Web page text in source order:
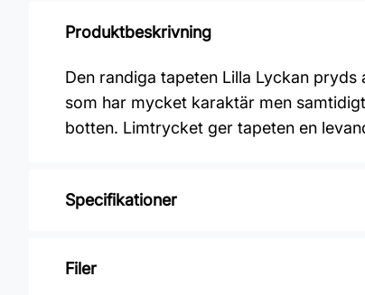
Produktbeskrivning
Den randiga tapeten Lilla Lyckan
som har mycket karaktär men
botten. Limtrycket ger tapeten en
Specifikationer
Varumärke: Boråstapeter
Filer